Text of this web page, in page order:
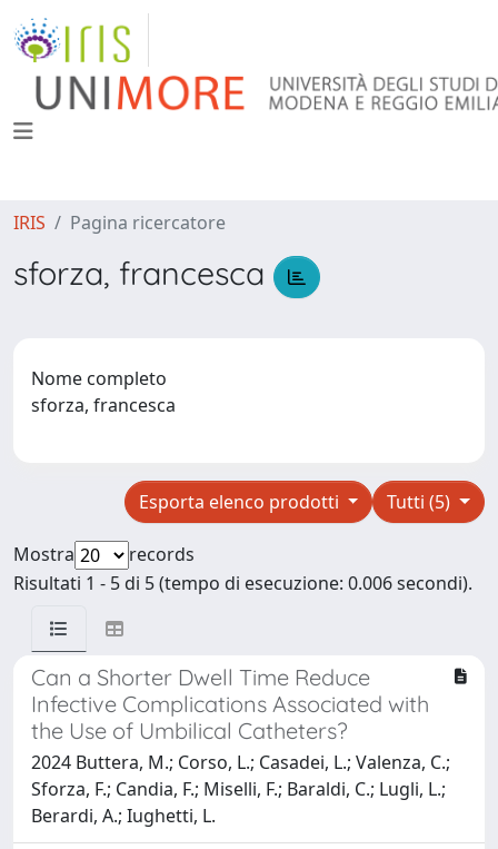
IRIS Pagina ricercatore
sforza, francesca
Nome completo
sforza, francesca
Tutti (5)
Esporta elenco prodotti
Mostra
records
Risultati 1 - 5 di 5 (tempo di esecuzione: 0.006 secondi).
Can a Shorter Dwell Time Reduce
Infective Complications Associated with
the Use of Umbilical Catheters?
2024 Buttera, M.; Corso, L.; Casadei, L.; Valenza, C.;
Sforza, F.; Candia, F.; Miselli, F.; Baraldi, C.; Lugli, L.;
Berardi, A.; Iughetti, L.